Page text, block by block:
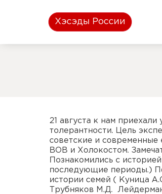
Хэсэды России
21 августа к нам
толерантности. Цель
советские и современные
ВОВ и Холокостом.
Познакомились с
последующие периоды.)
истории семей ( Куница
Трубняков М.Д.